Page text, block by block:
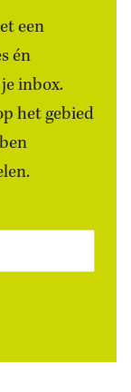
een
én
inbox.
het gebied